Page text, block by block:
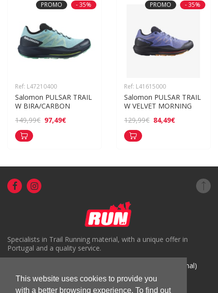
This website uses cookies to provide you
with a better browsing experience. To find out
PROMO - 35%
Ref: L47210400
Salomon PULSAR TRAIL
W BIRA/CARBON
149,99€ 97,49€
PROMO - 35%
Ref: L41615000
Salomon PULSAR TRAIL
W VELVET MORNING
129,99€ 84,49€
Specialists in Trail Running material, with a unique offer in
Portugal and a quality service.
( +351) 918816191 (Chamada para rede móvel nacional)
geral@run.pt